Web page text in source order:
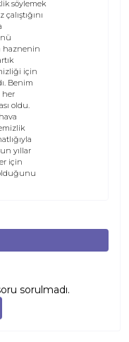
söylemek
haznenin
için
Benim
her
oldu.
yıllar
için
sorulmadı.